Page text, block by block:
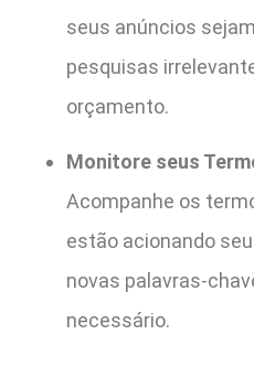
seus anúncios
pesquisas
orçamento.
Monitore seus
Acompanhe os
estão acionando
novas palavras-
necessário.